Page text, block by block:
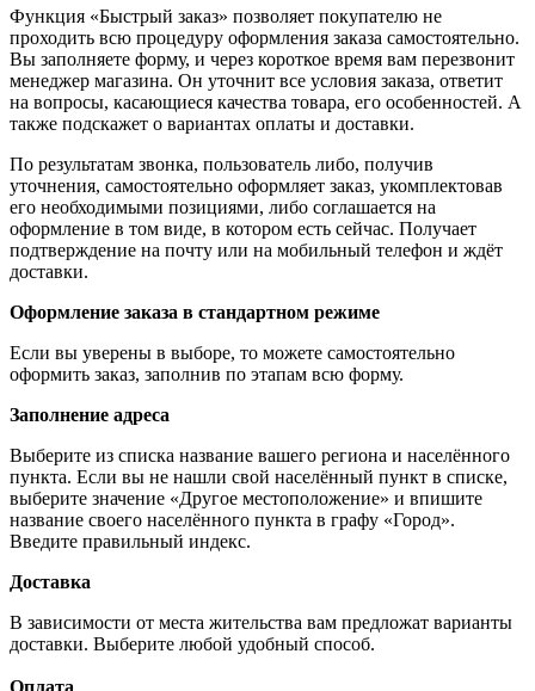
Функция «Быстрый заказ» позволяет покупателю не
проходить всю процедуру оформления заказа самостоятельно.
Вы заполняете форму, и через короткое время вам перезвонит
менеджер магазина. Он уточнит все условия заказа, ответит
на вопросы, касающиеся качества товара, его особенностей. А
также подскажет о вариантах оплаты и доставки.
По результатам звонка, пользователь либо, получив
уточнения, самостоятельно оформляет заказ, укомплектовав
его необходимыми позициями, либо соглашается на
оформление в том виде, в котором есть сейчас. Получает
подтверждение на почту или на мобильный телефон и ждёт
доставки.
Оформление заказа в стандартном режиме
Если вы уверены в выборе, то можете самостоятельно
оформить заказ, заполнив по этапам всю форму.
Заполнение адреса
Выберите из списка название вашего региона и населённого
пункта. Если вы не нашли свой населённый пункт в списке,
выберите значение «Другое местоположение» и впишите
название своего населённого пункта в графу «Город».
Введите правильный индекс.
Доставка
В зависимости от места жительства вам предложат варианты
доставки. Выберите любой удобный способ.
Оплата